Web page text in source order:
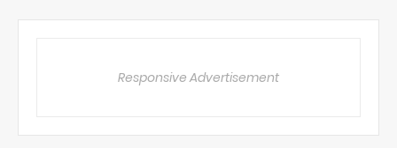
Responsive Advertisement